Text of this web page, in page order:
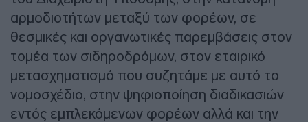
αρμοδιοτήτων μεταξύ των φορέων, σε
θεσμικές και οργανωτικές παρεμβάσεις στον
τομέα των σιδηροδρόμων, στον εταιρικό
μετασχηματισμό που συζητάμε με αυτό το
νομοσχέδιο, στην ψηφιοποίηση διαδικασιών
εντός εμπλεκόμενων φορέων αλλά και την